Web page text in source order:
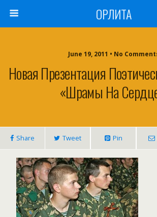
ОРЛИТА
June 19, 2011 • No
Новая Презентация
«Шрамы На
Share Tweet Pin